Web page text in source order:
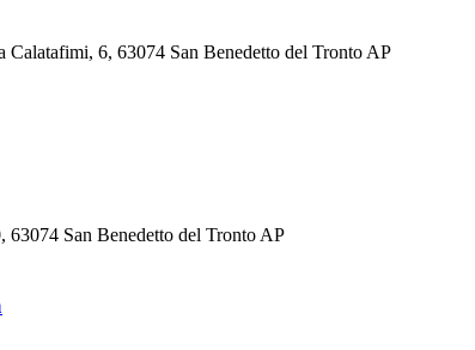
6, 63074 San Benedetto del Tronto AP
San Benedetto del Tronto AP